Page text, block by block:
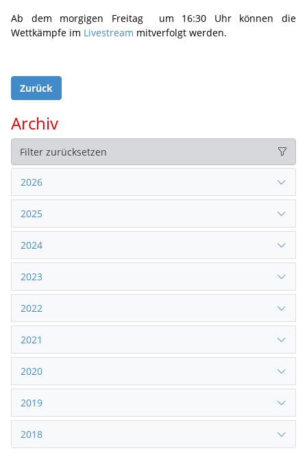
Ab dem morgigen Freitag um 16:30 Uhr können die
Wettkämpfe im Livestream mitverfolgt werden.
Zurück
Archiv
Filter zurücksetzen
2026
2025
2024
2023
2022
2021
2020
2019
2018